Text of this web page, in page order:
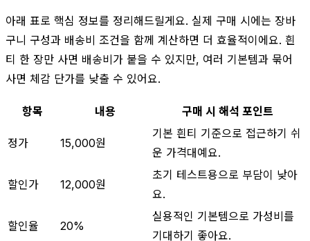
아래 표로 핵심 정보를 정리해드릴게요. 실제 구매 시에는 장바
구니 구성과 배송비 조건을 함께 계산하면 더 효율적이에요. 흰
티 한 장만 사면 배송비가 붙을 수 있지만, 여러 기본템과 묶어
사면 체감 단가를 낮출 수 있어요.
항목 내용 구매 시 해석 포인트
정가 15,000원
기본 흰티 기준으로 접근하기 쉬
운 가격대예요.
할인가 12,000원
초기 테스트용으로 부담이 낮아
요.
할인율 20%
실용적인 기본템으로 가성비를
기대하기 좋아요.